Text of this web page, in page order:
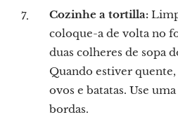
Cozinhe a tortilla:
coloque-a de volta no
duas colheres de sopa
Quando estiver
ovos e batatas. Use
bordas.